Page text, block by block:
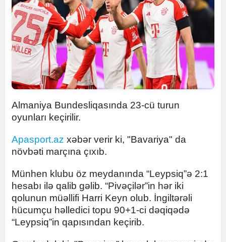
Almaniya Bundesliqasında 23-cü turun
oyunları keçirilir.
Apasport.az xəbər verir ki, "Bavariya" da
növbəti marçına çıxıb.
Münhen klubu öz meydanında “Leypsiq”ə 2:1
hesabı ilə qalib gəlib. “Pivəçilər”in hər iki
qolunun müəllifi Harri Keyn olub. İngiltərəli
hücumçu həlledici topu 90+1-ci dəqiqədə
“Leypsiq”in qapısından keçirib.